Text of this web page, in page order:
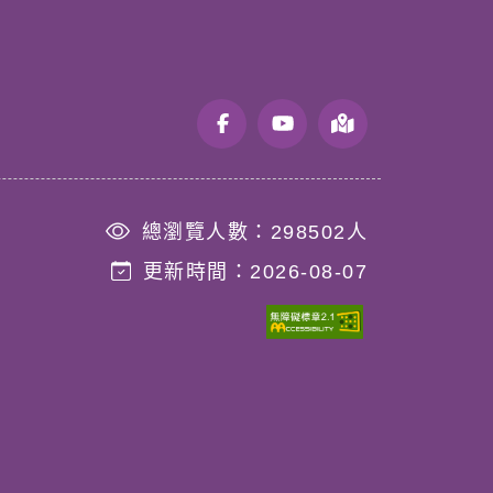
總瀏覽人數： 298502 人
更新時間： 2026-08-07